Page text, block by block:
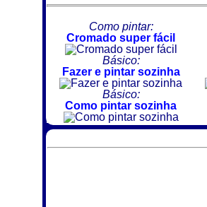
Como pintar:
Cromado super fácil
Básico:
Fazer e pintar sozinha
Básico:
Como pintar sozinha